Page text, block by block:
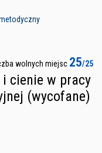
wolnych miejsc 25/25
cienie w pracy
(wycofane)